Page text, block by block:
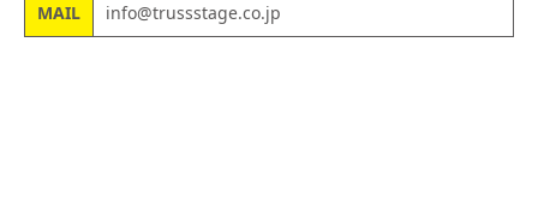
MAIL info@trussstage.co.jp